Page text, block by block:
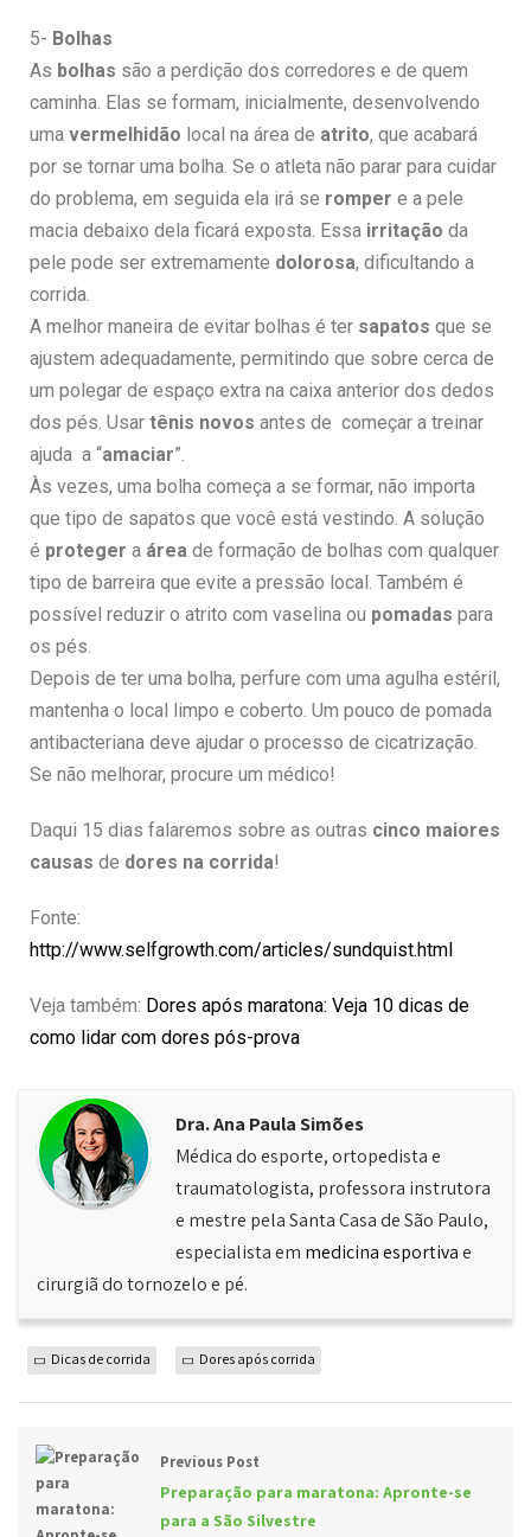
5- Bolhas
As bolhas são a perdição dos corredores e de quem
caminha. Elas se formam, inicialmente, desenvolvendo
uma vermelhidão local na área de atrito, que acabará
por se tornar uma bolha. Se o atleta não parar para cuidar
do problema, em seguida ela irá se romper e a pele
macia debaixo dela ficará exposta. Essa irritação da
pele pode ser extremamente dolorosa, dificultando a
corrida.
A melhor maneira de evitar bolhas é ter sapatos que se
ajustem adequadamente, permitindo que sobre cerca de
um polegar de espaço extra na caixa anterior dos dedos
dos pés. Usar tênis novos antes de começar a treinar
ajuda a “amaciar”.
Às vezes, uma bolha começa a se formar, não importa
que tipo de sapatos que você está vestindo. A solução
é proteger a área de formação de bolhas com qualquer
tipo de barreira que evite a pressão local. Também é
possível reduzir o atrito com vaselina ou pomadas para
os pés.
Depois de ter uma bolha, perfure com uma agulha estéril,
mantenha o local limpo e coberto. Um pouco de pomada
antibacteriana deve ajudar o processo de cicatrização.
Se não melhorar, procure um médico!
Daqui 15 dias falaremos sobre as outras cinco maiores
causas de dores na corrida!
Fonte:
http://www.selfgrowth.com/articles/sundquist.html
Veja também: Dores após maratona: Veja 10 dicas de
como lidar com dores pós-prova
Dra. Ana Paula Simões
Médica do esporte, ortopedista e
traumatologista, professora instrutora
e mestre pela Santa Casa de São Paulo,
especialista em medicina esportivae
cirurgiã do tornozelo e pé.
Dicas de corrida Dores após corrida
Previous Post
Preparação para maratona: Apronte-se
para a São Silvestre